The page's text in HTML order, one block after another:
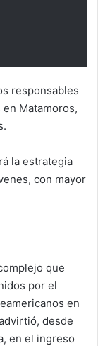
responsables
Matamoros,
la estrategia
con mayor
que
por el
en
desde
en el ingreso